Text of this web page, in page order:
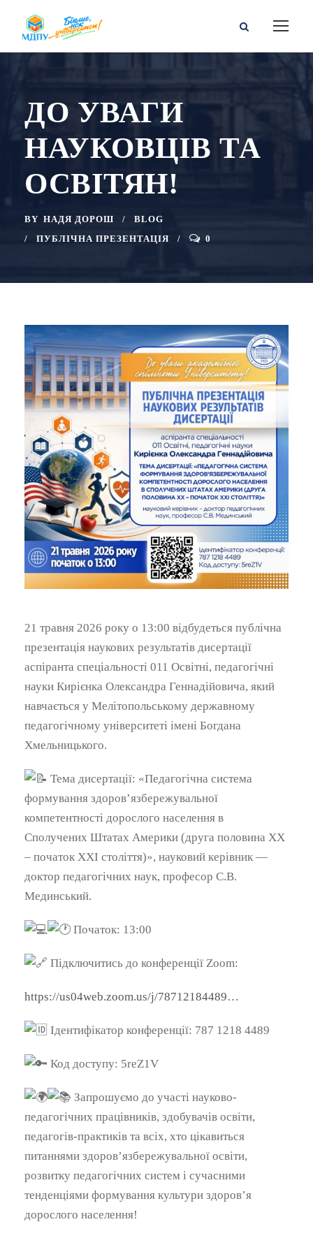
ДО УВАГИ
НАУКОВЦІВ ТА
ОСВІТЯН!
BY НАДЯ ДОРОШ
BLOG
ПУБЛІЧНА ПРЕЗЕНТАЦІЯ
0
21 травня 2026 року о 13:00 відбудеться публічна
презентація наукових результатів дисертації
аспіранта спеціальності 011 Освітні, педагогічні
науки Кирієнка Олександра Геннадійовича, який
навчається у Мелітопольському державному
педагогічному університеті імені Богдана
Хмельницького.
Тема дисертації: «Педагогічна система
формування здоров’язбережувальної
компетентності дорослого населення в
Сполучених Штатах Америки (друга половина ХХ
– початок ХХІ століття)», науковий керівник —
доктор педагогічних наук, професор С.В.
Мединський.
Початок: 13:00
Підключитись до конференції Zoom:
https://us04web.zoom.us/j/78712184489…
Ідентифікатор конференції: 787 1218 4489
Код доступу: 5reZ1V
Запрошуємо до участі науково-
педагогічних працівників, здобувачів освіти,
педагогів-практиків та всіх, хто цікавиться
питаннями здоров’язбережувальної освіти,
розвитку педагогічних систем і сучасними
тенденціями формування культури здоров’я
дорослого населення!